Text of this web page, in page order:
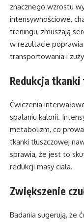
znacznego wzrostu
intensywnościowe,
treningu, zmuszają
w rezultacie
transportowania i
Redukcja tkanki
Ćwiczenia
spalaniu kalorii.
metabolizm, co
tkanki tłuszczowej
sprawia, że jest to
redukcji masy ciała.
Zwiększenie
Badania sugerują, że